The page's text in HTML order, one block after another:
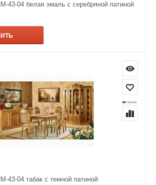
43-04 белая эмаль с серебряной патиной
43-04 табак с темной патиной